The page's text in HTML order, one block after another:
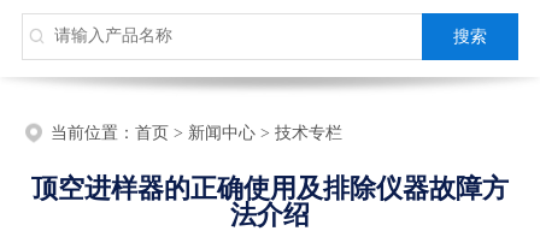
当前位置： 首页> 新闻中心> 技术专栏
顶空进样器的正确使用及排除仪器故障方
法介绍